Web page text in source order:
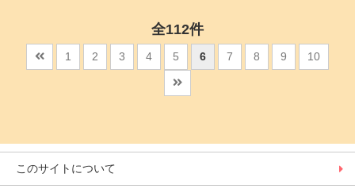
全112件
1 2 3 4 5 6 7 8 9 10
このサイトについて